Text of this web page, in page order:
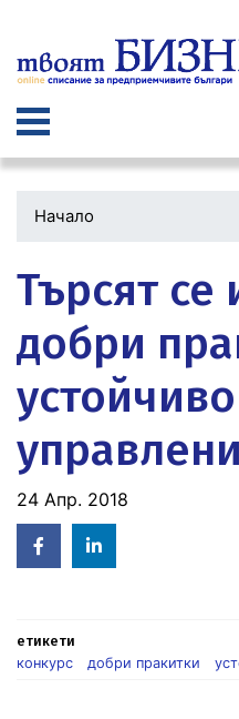
Начало
Търсят се
добри
устойчиво
24 Апр. 2018
Facebook
in
етикети
конкурс
добри пракитки